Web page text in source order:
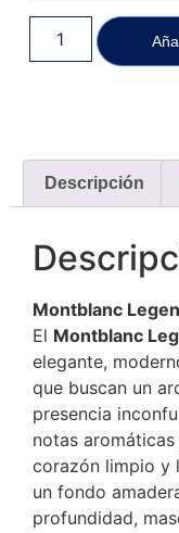
Descripción
Montblanc
El Montblanc
elegante,
que buscan un
presencia
notas
corazón limpio y
un fondo
profundidad,